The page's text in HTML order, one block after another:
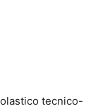
tecnico-